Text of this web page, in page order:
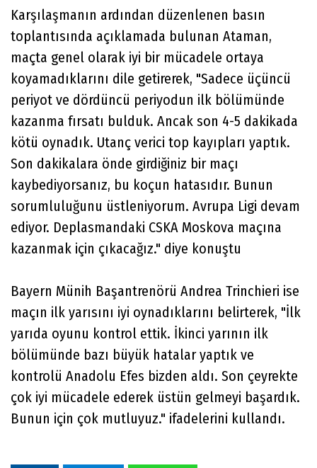
Karşılaşmanın ardından düzenlenen basın
toplantısında açıklamada bulunan Ataman,
maçta genel olarak iyi bir mücadele ortaya
koyamadıklarını dile getirerek, "Sadece üçüncü
periyot ve dördüncü periyodun ilk bölümünde
kazanma fırsatı bulduk. Ancak son 4-5 dakikada
kötü oynadık. Utanç verici top kayıpları yaptık.
Son dakikalara önde girdiğiniz bir maçı
kaybediyorsanız, bu koçun hatasıdır. Bunun
sorumluluğunu üstleniyorum. Avrupa Ligi devam
ediyor. Deplasmandaki CSKA Moskova maçına
kazanmak için çıkacağız." diye konuştu
Bayern Münih Başantrenörü Andrea Trinchieri ise
maçın ilk yarısını iyi oynadıklarını belirterek, "İlk
yarıda oyunu kontrol ettik. İkinci yarının ilk
bölümünde bazı büyük hatalar yaptık ve
kontrolü Anadolu Efes bizden aldı. Son çeyrekte
çok iyi mücadele ederek üstün gelmeyi başardık.
Bunun için çok mutluyuz." ifadelerini kullandı.